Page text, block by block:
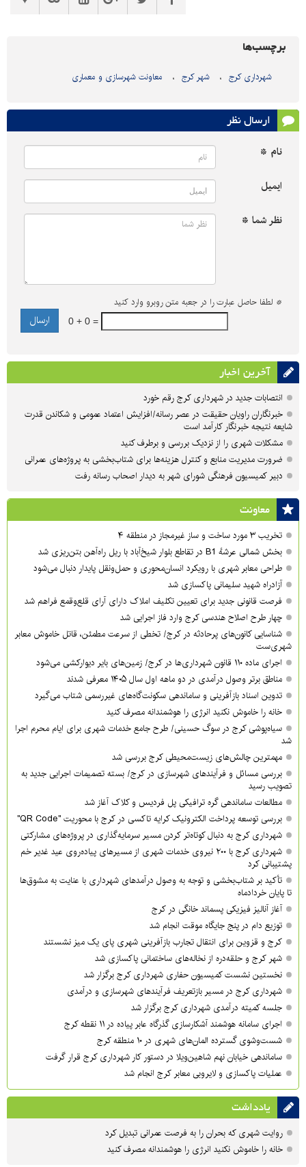
برچسب‌ها
شهرداری کرج شهر کرج معاونت شهرسازی و معماری
ارسال نظر
نام *
ایمیل
نظر شما *
* لطفا حاصل عبارت را در جعبه متن روبرو وارد کنید
0 + 0 =
آخرین اخبار
انتصابات جدید در شهرداری کرج رقم خورد
خبرنگاران راویان حقیقت در عصر رسانه/افزایش اعتماد عمومی و شکاندن قدرت
شایعه نتیجه خبرنگار کارآمد است
مشکلات شهری را از نزدیک بررسی و برطرف کنید
ضرورت مدیریت منابع و کنترل هزینه‌ها برای شتاب‌بخشی به پروژه‌های عمرانی
دبیر کمیسیون فرهنگی شورای شهر به دیدار اصحاب رسانه رفت
معاونت
تخریب ۳ مورد ساخت و ساز غیرمجاز در منطقه ۴
بخش شمالی عرشهٔ B1 در تقاطع بلوار شیخ‌آباد با ریل راه‌آهن بتن‌ریزی شد
طراحی معابر شهری با رویکرد انسان‌محوری و حمل‌ونقل پایدار دنبال می‌شود
آزادراه شهید سلیمانی پاکسازی شد
فرصت قانونی جدید برای تعیین تکلیف املاک دارای آرای قلع‌وقمع فراهم شد
چهار طرح اصلاح هندسی کرج وارد فاز اجرایی شد
شناسایی کانون‌های پرحادثه در کرج/ تخطی از سرعت مطمئن، قاتل خاموش معابر
شهری‌ست
اجرای ماده ۱۱۰ قانون شهرداری‌ها در کرج/ زمین‌های بایر دیوارکشی می‌شود
مناطق برتر وصول درآمدی در دو ماهه اول سال ۱۴۰۵ معرفی شدند
تدوین اسناد بازآفرینی و ساماندهی سکونت‌گاه‌های غیررسمی شتاب می‌گیرد
خانه را خاموش نکنید انرژی را هوشمندانه مصرف کنید
سیاه‌پوشی کرج در سوگ حسینی/ طرح جامع خدمات شهری برای ایام محرم اجرا
شد
مهمترین چالش‌های زیست‌محیطی کرج بررسی شد
بررسی مسائل و فرآیندهای شهرسازی در کرج/ بسته تصمیمات اجرایی جدید به
تصویب رسید
مطالعات ساماندهی گره ترافیکی پل فردیس و کلاک آغاز شد
بررسی توسعه پرداخت الکترونیک کرایه تاکسی در کرج با محوریت "QR Code"
شهرداری کرج به دنبال کوتاه‌تر کردن مسیر سرمایه‌گذاری در پروژه‌های مشارکتی
شهرداری کرج با ۲۰۰ نیروی خدمات شهری از مسیرهای پیاده‌روی عید غدیر خم
پشتیبانی کرد
تأکید بر شتاب‌بخشی و توجه به وصول درآمدهای شهرداری با عنایت به مشوق‌ها
تا پایان خردادماه
آغاز آنالیز فیزیکی پسماند خانگی در کرج
توزیع دام در پنج جایگاه موقت انجام شد
کرج و قزوین برای انتقال تجارب بازآفرینی شهری پای یک میز نشستند
شهر کرج و حلقه‌دره از نخاله‌های ساختمانی پاکسازی شد
نخستین نشست کمیسیون حفاری شهرداری کرج برگزار شد
شهرداری کرج در مسیر بازتعریف فرآیندهای شهرسازی و درآمدی
جلسه کمیته درآمدی شهرداری کرج برگزار شد
اجرای سامانه هوشمند آشکارسازی گذرگاه عابر پیاده در ۱۱ نقطه کرج
شست‌وشوی گسترده المان‌های شهری در ۱۰ منطقه کرج
ساماندهی خیابان نهم شاهین‌ویلا در دستور کار شهرداری کرج قرار گرفت
عملیات پاکسازی و لایروبی معابر کرج انجام شد
یادداشت
روایت شهری که بحران را به فرصت عمرانی تبدیل کرد
خانه را خاموش نکنید انرژی را هوشمندانه مصرف کنید